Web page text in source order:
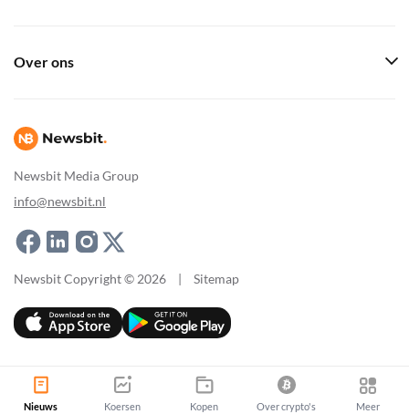
Newsbit Media Group
info@newsbit.nl
Over ons
Newsbit Copyright © 2026 | Sitemap
Nieuws Koersen Kopen Over crypto's Meer